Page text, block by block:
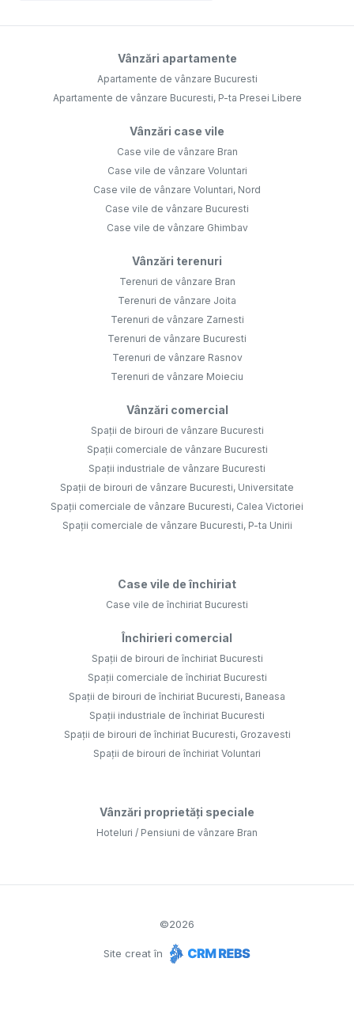
Vânzări apartamente
Apartamente de vânzare Bucuresti
Apartamente de vânzare Bucuresti, P-ta Presei Libere
Vânzări case vile
Case vile de vânzare Bran
Case vile de vânzare Voluntari
Case vile de vânzare Voluntari, Nord
Case vile de vânzare Bucuresti
Case vile de vânzare Ghimbav
Vânzări terenuri
Terenuri de vânzare Bran
Terenuri de vânzare Joita
Terenuri de vânzare Zarnesti
Terenuri de vânzare Bucuresti
Terenuri de vânzare Rasnov
Terenuri de vânzare Moieciu
Vânzări comercial
Spații de birouri de vânzare Bucuresti
Spații comerciale de vânzare Bucuresti
Spații industriale de vânzare Bucuresti
Spații de birouri de vânzare Bucuresti, Universitate
Spații comerciale de vânzare Bucuresti, Calea Victoriei
Spații comerciale de vânzare Bucuresti, P-ta Unirii
Case vile de închiriat
Case vile de închiriat Bucuresti
Închirieri comercial
Spații de birouri de închiriat Bucuresti
Spații comerciale de închiriat Bucuresti
Spații de birouri de închiriat Bucuresti, Baneasa
Spații industriale de închiriat Bucuresti
Spații de birouri de închiriat Bucuresti, Grozavesti
Spații de birouri de închiriat Voluntari
Vânzări proprietăți speciale
Hoteluri / Pensiuni de vânzare Bran
©2026
Site creat în